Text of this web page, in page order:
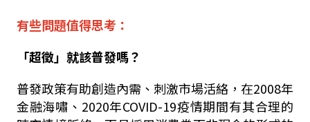
有些問題值得思考：
「超徵」就該普發嗎？
普發政策有助創造內需、刺激市場活絡，在2008年
金融海嘯、2020年COVID-19疫情期間有其合理的